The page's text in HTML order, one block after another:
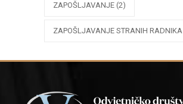
ZAPOŠLJAVANJE (2)
ZAPOŠLJAVANJE STRANIH RADNIKA